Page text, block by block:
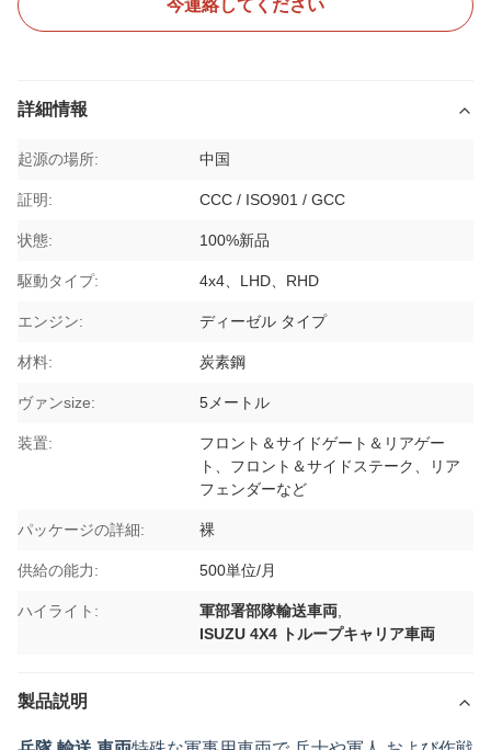
今連絡してください
詳細情報
起源の場所: 中国
証明: CCC / ISO901 / GCC
状態: 100%新品
駆動タイプ: 4x4、LHD、RHD
エンジン: ディーゼル タイプ
材料: 炭素鋼
ヴァンsize: 5メートル
装置:
フロント＆サイドゲート＆リアゲー
ト、フロント＆サイドステーク、リア
フェンダーなど
パッケージの詳細: 裸
供給の能力: 500単位/月
ハイライト: 軍部署部隊輸送車両
ISUZU 4X4 トループキャリア車両
製品説明